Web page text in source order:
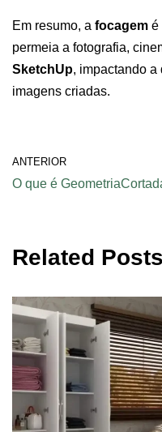
Em resumo, a focagem é
permeia a fotografia,
SketchUp, impactando
imagens criadas.
ANTERIOR
O que é
Related Posts